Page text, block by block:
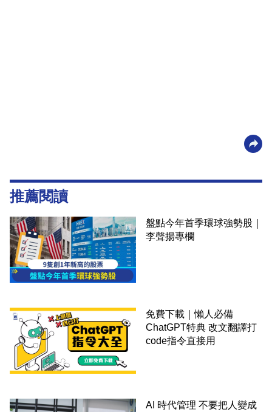
推薦閱讀
盤點今年首季環球強勢股｜
李聲揚專欄
免費下載｜懶人必備
ChatGPT特典 改文翻譯打
code指令直接用
AI 時代管理 不要把人變成